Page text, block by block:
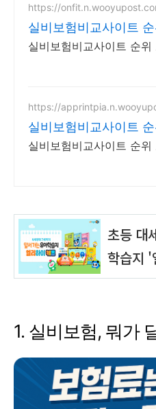
https://
실비보험비교사이트 순
실비보험비교사이트 순위
https://
실비보험비교사이트 순
실비보험비교사이트 순위
1. 실비보험, 뭐가